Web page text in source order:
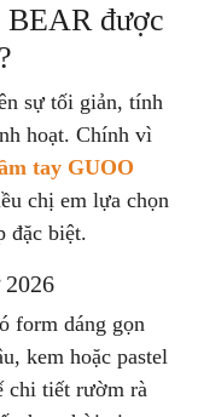
được
sự tối giản, tính
hoạt. Chính vì
tay GUOO
chị em lựa chọn
đặc biệt.
form dáng gọn
kem hoặc pastel
chi tiết rườm rà